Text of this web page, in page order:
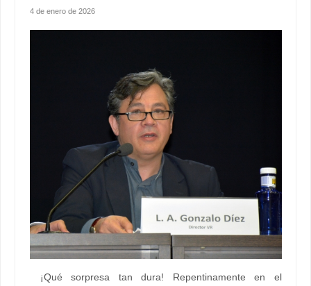
4 de enero de 2026
¡Qué sorpresa tan dura! Repentinamente en el